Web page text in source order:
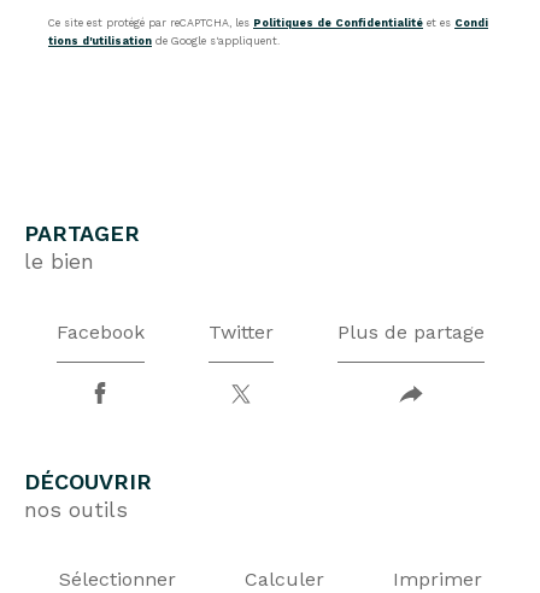
Ce site est protégé par reCAPTCHA, les Politiques de Confidentialité et es Condi
tions d'utilisation de Google s'appliquent.
PARTAGER
le bien
Facebook Twitter Plus de partage
DÉCOUVRIR
nos outils
Sélectionner Calculer Imprimer